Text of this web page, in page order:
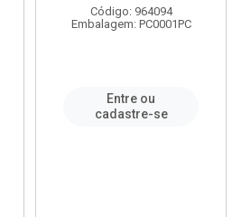
Código: 964094
Embalagem: PC0001PC
Entre ou
cadastre-se